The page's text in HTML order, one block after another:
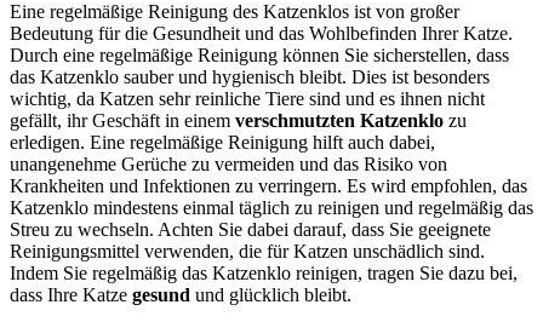
Eine regelmäßige Reinigung des Katzenklos ist von großer
Bedeutung für die Gesundheit und das Wohlbefinden Ihrer Katze.
Durch eine regelmäßige Reinigung können Sie sicherstellen, dass
das Katzenklo sauber und hygienisch bleibt. Dies ist besonders
wichtig, da Katzen sehr reinliche Tiere sind und es ihnen nicht
gefällt, ihr Geschäft in einem verschmutzten Katzenklo zu
erledigen. Eine regelmäßige Reinigung hilft auch dabei,
unangenehme Gerüche zu vermeiden und das Risiko von
Krankheiten und Infektionen zu verringern. Es wird empfohlen, das
Katzenklo mindestens einmal täglich zu reinigen und regelmäßig das
Streu zu wechseln. Achten Sie dabei darauf, dass Sie geeignete
Reinigungsmittel verwenden, die für Katzen unschädlich sind.
Indem Sie regelmäßig das Katzenklo reinigen, tragen Sie dazu bei,
dass Ihre Katze gesund und glücklich bleibt.